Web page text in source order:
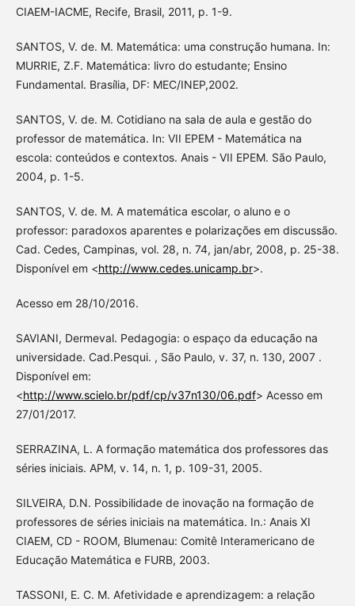
CIAEM-IACME, Recife, Brasil, 2011, p. 1-9.
SANTOS, V. de. M. Matemática: uma construção humana. In:
MURRIE, Z.F. Matemática: livro do estudante; Ensino
Fundamental. Brasília, DF: MEC/INEP,2002.
SANTOS, V. de. M. Cotidiano na sala de aula e gestão do
professor de matemática. In: VII EPEM - Matemática na
escola: conteúdos e contextos. Anais - VII EPEM. São Paulo,
2004, p. 1-5.
SANTOS, V. de. M. A matemática escolar, o aluno e o
professor: paradoxos aparentes e polarizações em discussão.
Cad. Cedes, Campinas, vol. 28, n. 74, jan/abr, 2008, p. 25-38.
Disponível em <http://www.cedes.unicamp.br>.
Acesso em 28/10/2016.
SAVIANI, Dermeval. Pedagogia: o espaço da educação na
universidade. Cad.Pesqui. , São Paulo, v. 37, n. 130, 2007 .
Disponível em:
<http://www.scielo.br/pdf/cp/v37n130/06.pdf> Acesso em
27/01/2017.
SERRAZINA, L. A formação matemática dos professores das
séries iniciais. APM, v. 14, n. 1, p. 109-31, 2005.
SILVEIRA, D.N. Possibilidade de inovação na formação de
professores de séries iniciais na matemática. In.: Anais XI
CIAEM, CD - ROOM, Blumenau: Comitê Interamericano de
Educação Matemática e FURB, 2003.
TASSONI, E. C. M. Afetividade e aprendizagem: a relação